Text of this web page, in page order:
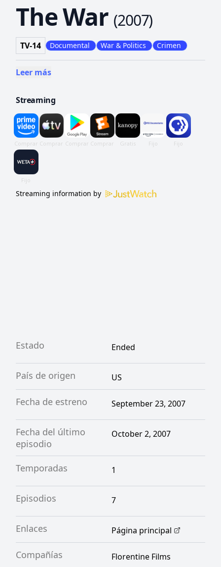
The War (2007)
TV-14 Documental War & Politics Crimen
Leer más
Streaming
Streaming information by
Estado Ended
País de origen US
Fecha de estreno September 23, 2007
Fecha del último
episodio
October 2, 2007
Temporadas 1
Episodios 7
Enlaces Página principal
Compañías Florentine Films